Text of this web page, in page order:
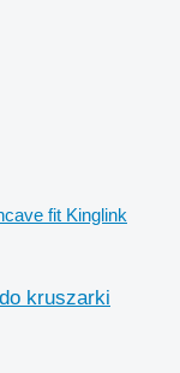
fit Kinglink
kruszarki